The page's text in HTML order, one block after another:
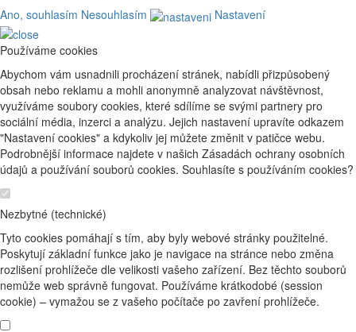
Ano, souhlasím Nesouhlasím Nastavení
Používáme cookies
Abychom vám usnadnili procházení stránek, nabídli přizpůsobený
obsah nebo reklamu a mohli anonymně analyzovat návštěvnost,
využíváme soubory cookies, které sdílíme se svými partnery pro
sociální média, inzerci a analýzu. Jejich nastavení upravíte odkazem
"Nastavení cookies" a kdykoliv jej můžete změnit v patičce webu.
Podrobnější informace najdete v našich Zásadách ochrany osobních
údajů a používání souborů cookies. Souhlasíte s používáním cookies?
Nezbytné (technické)
Tyto cookies pomáhají s tím, aby byly webové stránky použitelné.
Poskytují základní funkce jako je navigace na stránce nebo změna
rozlišení prohlížeče dle velikosti vašeho zařízení. Bez těchto souborů
nemůže web správně fungovat. Používáme krátkodobé (session
cookie) – vymažou se z vašeho počítače po zavření prohlížeče.